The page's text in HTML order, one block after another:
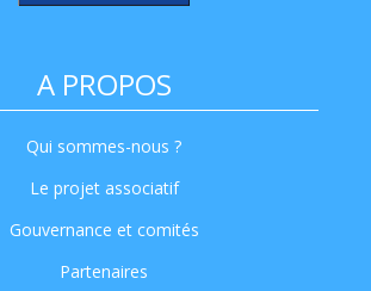
A PROPOS
Qui sommes-nous ?
Le projet associatif
Gouvernance et comités
Partenaires